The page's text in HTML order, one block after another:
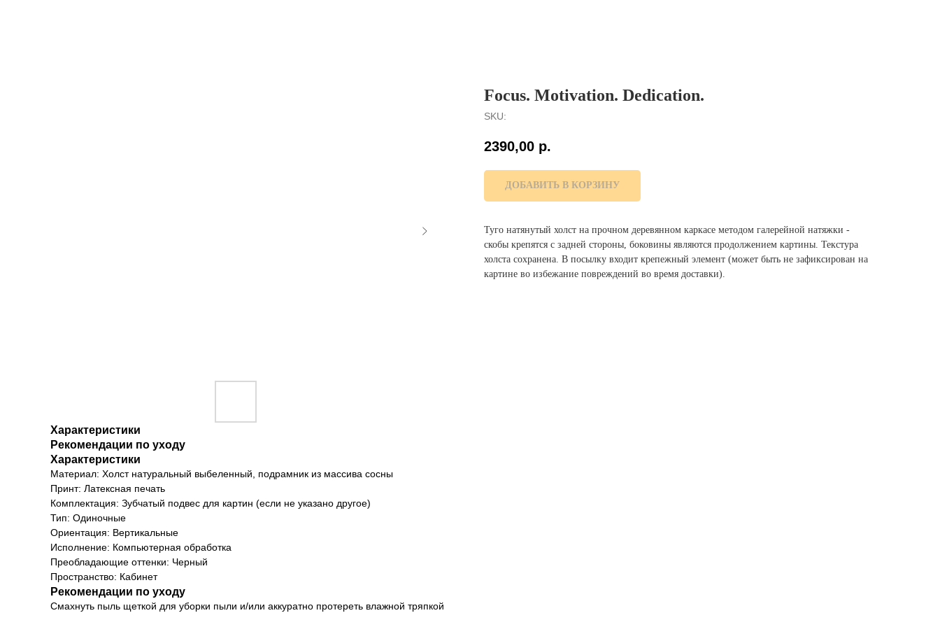
Focus. Motivation. Dedication.
SKU:
2390,00 р.
ДОБАВИТЬ В КОРЗИНУ
Туго натянутый холст на прочном деревянном каркасе методом галерейной натяжки -
скобы крепятся с задней стороны, боковины являются продолжением картины. Текстура
холста сохранена. В посылку входит крепежный элемент (может быть не зафиксирован на
картине во избежание повреждений во время доставки).
Характеристики
Рекомендации по уходу
Характеристики
Материал: Холст натуральный выбеленный, подрамник из массива сосны
Принт: Латексная печать
Комплектация: Зубчатый подвес для картин (если не указано другое)
Тип: Одиночные
Ориентация: Вертикальные
Исполнение: Компьютерная обработка
Преобладающие оттенки: Черный
Пространство: Кабинет
Рекомендации по уходу
Смахнуть пыль щеткой для уборки пыли и/или аккуратно протереть влажной тряпкой